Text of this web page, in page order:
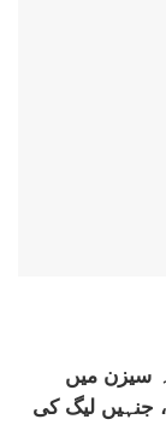
سیزن میں
گے، جنہیں لیگ کی